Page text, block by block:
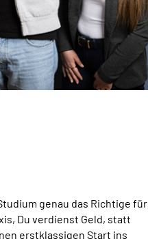
genau das Richtige für
Du verdienst Geld, statt
erstklassigen Start ins